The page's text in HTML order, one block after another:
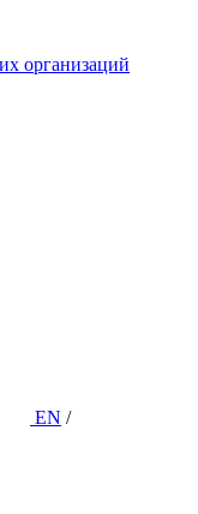
организаций
EN /